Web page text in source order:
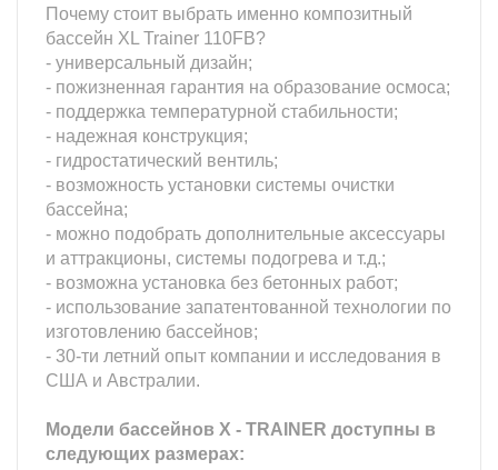
Почему стоит выбрать именно композитный
бассейн XL Trainer 110FB?
- универсальный дизайн;
- пожизненная гарантия на образование осмоса;
- поддержка температурной стабильности;
- надежная конструкция;
- гидростатический вентиль;
- возможность установки системы очистки
бассейна;
- можно подобрать дополнительные аксессуары
и аттракционы, системы подогрева и т.д.;
- возможна установка без бетонных работ;
- использование запатентованной технологии по
изготовлению бассейнов;
- 30-ти летний опыт компании и исследования в
США и Австралии.
Модели бассейнов X - TRAINER доступны в
следующих размерах: